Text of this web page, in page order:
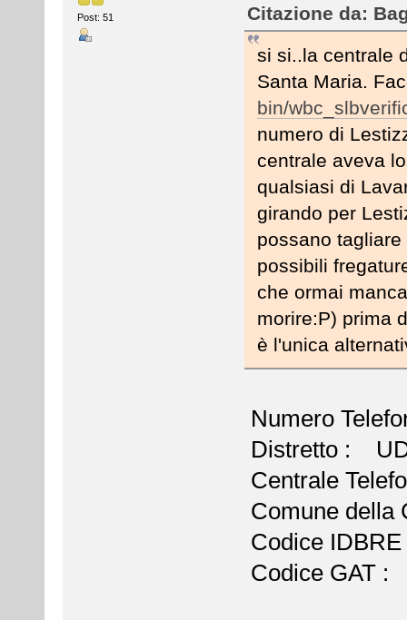
Post: 51
Citazione da:
si si..la centrale
Santa Maria.
bin/
numero di
centrale aveva
qualsiasi di
girando per
possano
possibili
che ormai
morire:P) prima
è l'unica
Numero
Distretto :
Centrale
Comune
Codice
Codice GAT